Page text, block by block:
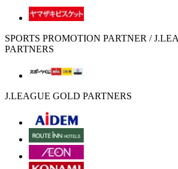
SPORTS PROMOTION PARTNER /
PARTNERS
J.LEAGUE GOLD PARTNERS